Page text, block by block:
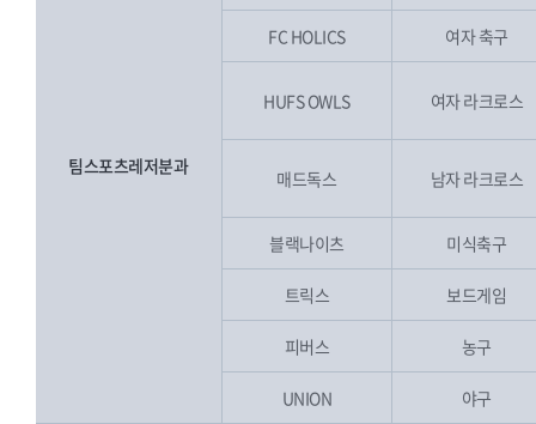
팀스포츠레저분과
FC HOLICS 여자 축구
HUFS OWLS 여자 라크로스
매드독스 남자 라크로스
블랙나이츠 미식축구
트릭스 보드게임
피버스 농구
UNION 야구